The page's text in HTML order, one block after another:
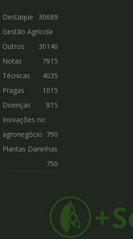
Destaque
30689
Gestão Agrícola
30140
Outros
7915
Notas
Técnicas
4035
Pragas
1015
Doenças
815
Inovações no
agronegócio 790
Plantas Daninhas
750